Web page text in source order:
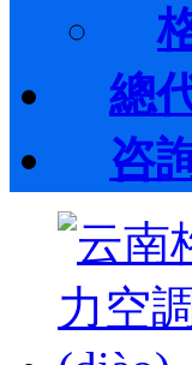
總
咨